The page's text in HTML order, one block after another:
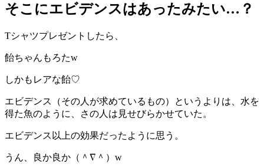
そこにエビデンスはあったみたい…？
Tシャツプレゼントしたら、
飴ちゃんもろたw
しかもレアな飴♡
エビデンス（その人が求めているもの）というよりは、水を
得た魚のように、さの人は見せびらかせていた。
エビデンス以上の効果だったように思う。
うん、良か良か（＾∇＾）w